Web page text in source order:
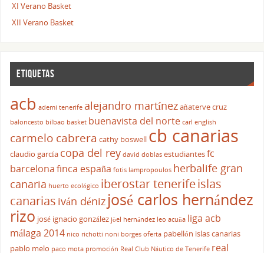
XI Verano Basket
XII Verano Basket
ETIQUETAS
acb ademi tenerife alejandro martínezañaterve cruz
baloncesto bilbao basket buenavista del norte carl english
carmelo cabrera cathy boswell cb canarias
claudio garcía copa del rey david doblas estudiantesfc
barcelonafinca españa fotis lampropoulos herbalife gran
canaria huerto ecológico iberostar tenerifeislas
canarias iván déniz josé carlos hernández
rizo josé ignacio gonzález jöel hernández leo acuña liga acb
málaga 2014 nico richotti noni borges oferta pabellón islas canarias
pablo melo paco mota promoción Real Club Náutico de Tenerife real